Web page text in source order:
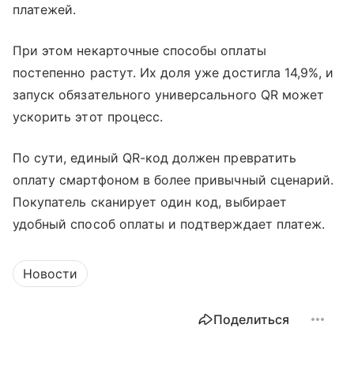
платежей.
При этом некарточные способы оплаты
постепенно растут. Их доля уже достигла 14,9%, и
запуск обязательного универсального QR может
ускорить этот процесс.
По сути, единый QR-код должен превратить
оплату смартфоном в более привычный сценарий.
Покупатель сканирует один код, выбирает
удобный способ оплаты и подтверждает платеж.
Новости
Поделиться